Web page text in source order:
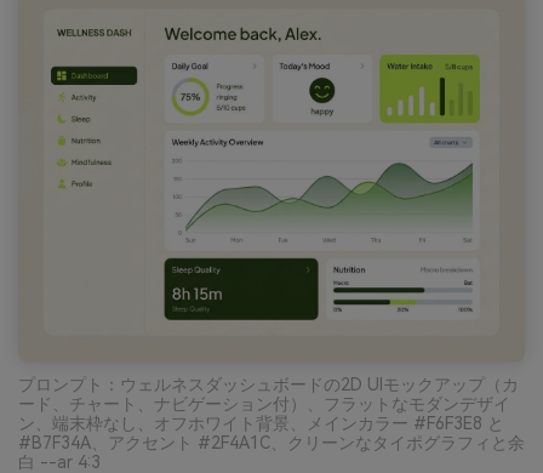
プロンプト：ウェルネスダッシュボードの2D UIモックアップ（カ
ード、チャート、ナビゲーション付）、フラットなモダンデザイ
ン、端末枠なし、オフホワイト背景、メインカラー #F6F3E8 と
#B7F34A、アクセント #2F4A1C、クリーンなタイポグラフィと余
白 --ar 4:3